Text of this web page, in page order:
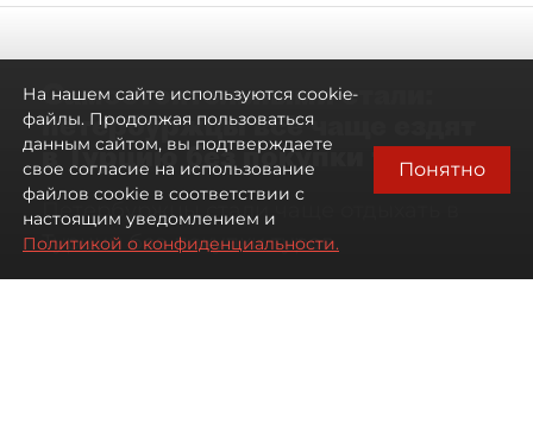
Самостоятельными стали:
петербуржцы всё чаще ездят
в Турцию без покупки туров
Петербуржцы стали чаще отдыхать в
Турции без покупки туров
На нашем сайте используются cookie-
файлы. Продолжая пользоваться
данным сайтом, вы подтверждаете
свое согласие на использование
файлов cookie в соответствии с
настоящим уведомлением и
Политикой о конфиденциальности.
Понятно